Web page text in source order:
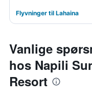
Flyvninger til Lahaina
Vanlige
hos Napili
Resort